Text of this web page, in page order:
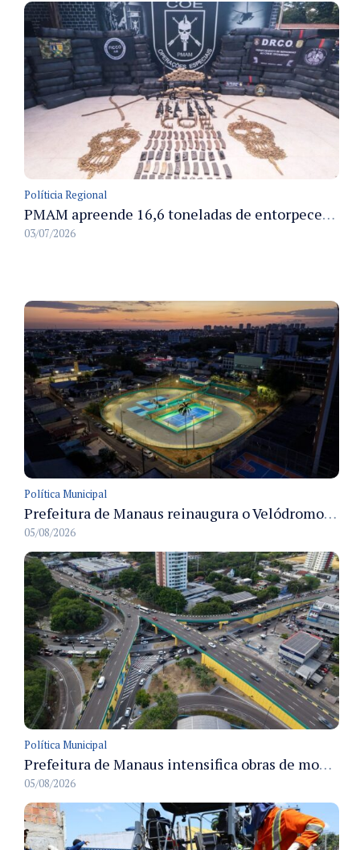
Políticia Regional
PMAM apreende 16,6 toneladas de entorpecentes e registra aumento nas prisões em flagrante e nas capturas de foragidos no primeiro semestre de 2026
03/07/2026
Política Municipal
Prefeitura de Manaus reinaugura o Velódromo Professora Alzira Campos e entrega espaço esportivo totalmente revitalizado
05/08/2026
Política Municipal
Prefeitura de Manaus intensifica obras de modernização no viaduto Miguel Arraes para ampliar segurança e acessibilidade na região
05/08/2026